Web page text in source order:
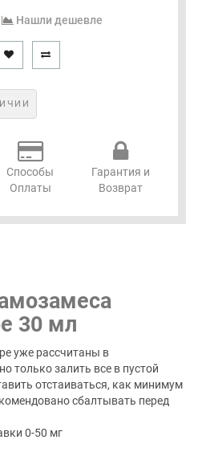
Нашли дешевле
Способы
Оплаты
Гарантия и
Возврат
30 мл
уже рассчитаны в
только залить все в пустой
отстаиваться, как минимум
сбалтывать перед
0-50 мг